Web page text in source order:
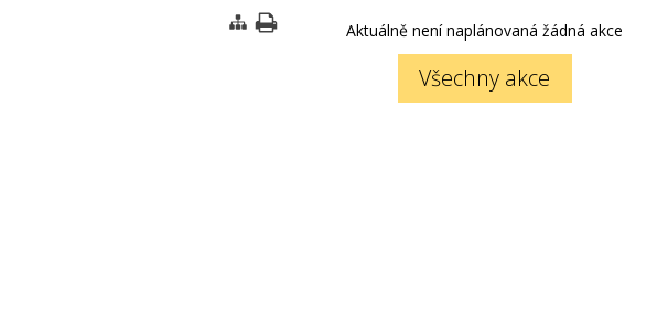
Aktuálně není naplánovaná žádná akce
Všechny akce